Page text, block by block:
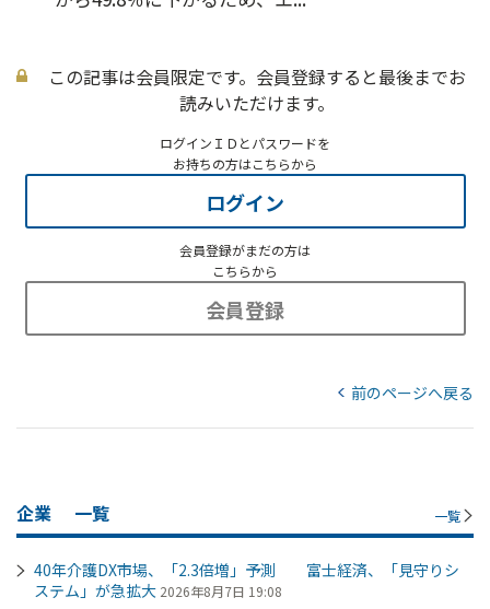
この記事は会員限定です。会員登録すると最後までお
読みいただけます。
ログインＩＤとパスワードを
お持ちの方はこちらから
ログイン
会員登録がまだの方は
こちらから
会員登録
前のページへ戻る
企業 一覧 一覧
40年介護DX市場、「2.3倍増」予測 富士経済、「見守りシ
ステム」が急拡大 2026年8月7日 19:08